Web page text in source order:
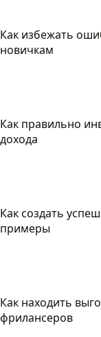
Как избежать
новичкам
Как правильно
дохода
Как создать
примеры
Как находить
фрилансеров